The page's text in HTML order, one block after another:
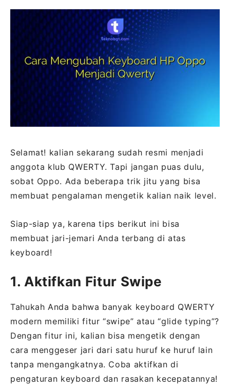
Selamat! kalian sekarang sudah resmi menjadi
anggota klub QWERTY. Tapi jangan puas dulu,
sobat Oppo. Ada beberapa trik jitu yang bisa
membuat pengalaman mengetik kalian naik level.
Siap-siap ya, karena tips berikut ini bisa
membuat jari-jemari Anda terbang di atas
keyboard!
1. Aktifkan Fitur Swipe
Tahukah Anda bahwa banyak keyboard QWERTY
modern memiliki fitur “swipe” atau “glide typing”?
Dengan fitur ini, kalian bisa mengetik dengan
cara menggeser jari dari satu huruf ke huruf lain
tanpa mengangkatnya. Coba aktifkan di
pengaturan keyboard dan rasakan kecepatannya!